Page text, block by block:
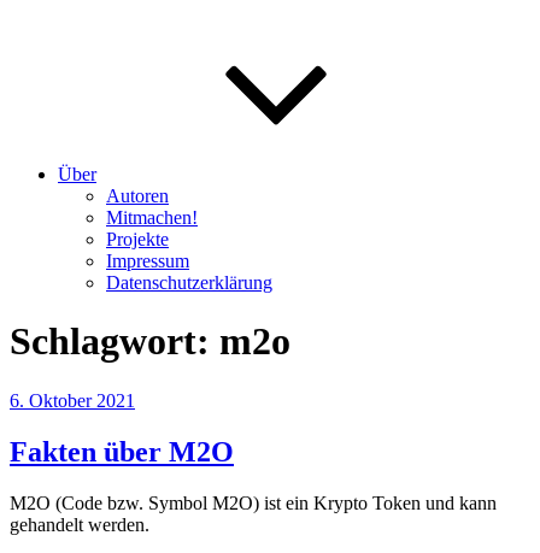
Über
Autoren
Mitmachen!
Projekte
Impressum
Datenschutzerklärung
Schlagwort: m2o
Veröffentlicht
6. Oktober 2021
Fakten über M2O
M2O (Code bzw. Symbol M2O) ist ein Krypto Token und kann
gehandelt werden.